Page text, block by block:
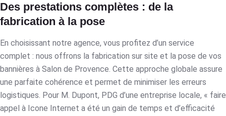
Des prestations complètes : de la
fabrication à la pose
En choisissant notre agence, vous profitez d’un service
complet : nous offrons la fabrication sur site et la pose de vos
bannières à Salon de Provence. Cette approche globale assure
une parfaite cohérence et permet de minimiser les erreurs
logistiques. Pour M. Dupont, PDG d’une entreprise locale, « faire
appel à Icone Internet a été un gain de temps et d’efficacité